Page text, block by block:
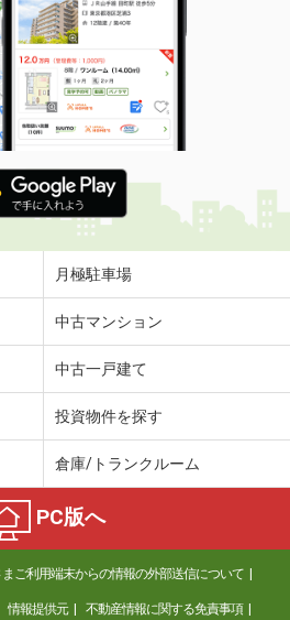
月極駐車場
中古マンション
中古一戸建て
投資物件を探す
倉庫/トランクルーム
PC版へ
まご利用端末からの情報の外部送信について
情報提供元 不動産情報に関する免責事項